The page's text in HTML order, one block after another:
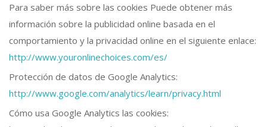
Para saber más sobre las cookies Puede obtener más
información sobre la publicidad online basada en el
comportamiento y la privacidad online en el siguiente enlace:
http://www.youronlinechoices.com/es/
Protección de datos de Google Analytics:
http://www.google.com/analytics/learn/privacy.html
Cómo usa Google Analytics las cookies: